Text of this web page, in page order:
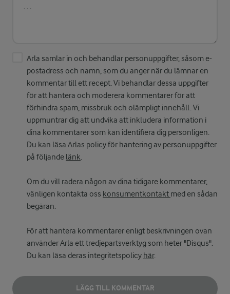
Arla samlar in och behandlar personuppgifter, såsom e-
postadress och namn, som du anger när du lämnar en
kommentar till ett recept. Vi behandlar dessa uppgifter
för att hantera och moderera kommentarer för att
förhindra spam, missbruk och olämpligt innehåll. Vi
uppmuntrar dig att undvika att inkludera information i
dina kommentarer som kan identifiera dig personligen.
Du kan läsa Arlas policy för hantering av personuppgifter
på följande länk.
Om du vill radera någon av dina tidigare kommentarer,
vänligen kontakta oss konsumentkontakt med en sådan
begäran.
För att hantera kommentarer enligt beskrivningen ovan
använder Arla ett tredjepartsverktyg som heter "Disqus".
Du kan läsa deras integritetspolicy här.
LÄGG TILL KOMMENTAR